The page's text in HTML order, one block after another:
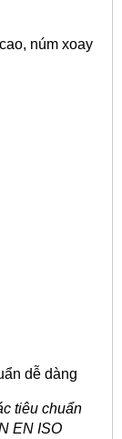
núm xoay
dễ dàng
tiêu chuẩn
EN ISO